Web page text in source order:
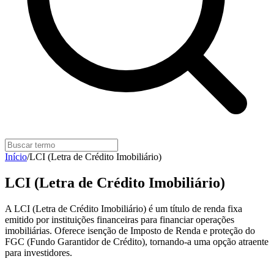
Início/LCI (Letra de Crédito Imobiliário)
LCI (Letra de Crédito Imobiliário)
A LCI (Letra de Crédito Imobiliário) é um título de renda fixa
emitido por instituições financeiras para financiar operações
imobiliárias. Oferece isenção de Imposto de Renda e proteção do
FGC (Fundo Garantidor de Crédito), tornando-a uma opção atraente
para investidores.